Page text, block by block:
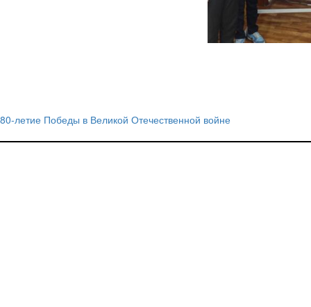
80-летие Победы в Великой Отечественной войне